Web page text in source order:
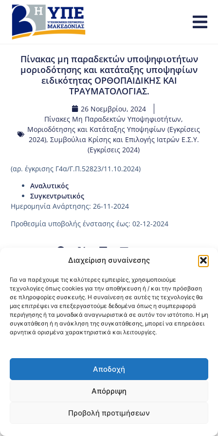
Διαχείριση συναίνεσης
Για να παρέχουμε τις καλύτερες εμπειρίες, χρησιμοποιούμε
τεχνολογίες όπως cookies για την αποθήκευση ή / και την πρόσβαση
σε πληροφορίες συσκευής. Η συναίνεση σε αυτές τις τεχνολογίες θα
μας επιτρέψει να επεξεργαστούμε δεδομένα όπως η συμπεριφορά
περιήγησης ή τα μοναδικά αναγνωριστικά σε αυτόν τον ιστότοπο. Η μη
συγκατάθεση ή η ανάκληση της συγκατάθεσης, μπορεί να επηρεάσει
αρνητικά ορισμένα χαρακτηριστικά και λειτουργίες.
Αποδοχή
Απόρριψη
Προβολή προτιμήσεων
Πίνακας μη παραδεκτών υποψηφιοτήτων
μοριοδότησης και κατάταξης υποψηφίων
ειδικότητας ΟΡΘΟΠΑΙΔΙΚΗΣ ΚΑΙ
ΤΡΑΥΜΑΤΟΛΟΓΙΑΣ.
26 Νοεμβρίου, 2024
Πίνακες Μη Παραδεκτών Υποψηφιοτήτων,
Μοριοδότησης και Κατάταξης Υποψηφίων (Εγκρίσεις
2024), Συμβούλια Κρίσης και Επιλογής Ιατρών Ε.Σ.Υ.
(Εγκρίσεις 2024)
(αρ. έγκρισης Γ4α/Γ.Π.52823/11.10.2024)
Αναλυτικός
Συγκεντρωτικός
Ημερομηνία Ανάρτησης: 26-11-2024
Προθεσμία υποβολής ένστασης έως: 02-12-2024
Πολιτική Προστασίας Δεδομένων
Θεσσαλονίκη, ΕλλάδαΤηλ: +30 2311 226 200
email: 3ype@3ype.gr
Page Visits: 00039 Website Visits: 1593424